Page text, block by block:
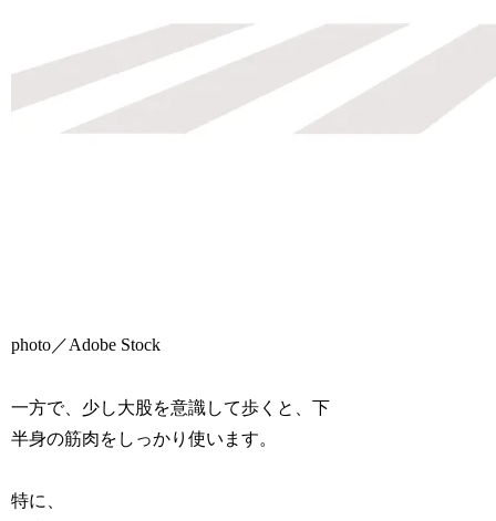
photo／Adobe Stock
一方で、少し大股を意識して歩くと、下
半身の筋肉をしっかり使います。
特に、